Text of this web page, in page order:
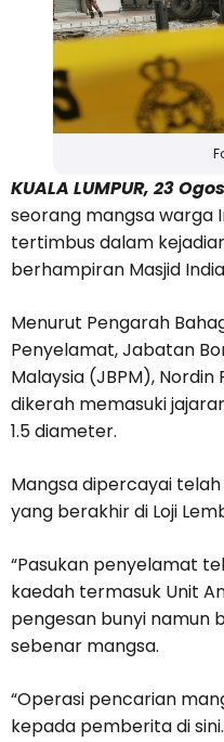
KUALA LUMPUR, 23
seorang mangsa warga
tertimbus dalam
berhampiran Masjid
Menurut Pengarah
Penyelamat, Jabatan
Malaysia (JBPM),
dikerah memasuki
1.5 diameter.
Mangsa dipercayai
yang berakhir di Loji
“Pasukan penyelamat
kaedah termasuk Unit
pengesan bunyi namun
sebenar mangsa.
“Operasi pencarian
kepada pemberita di sini.